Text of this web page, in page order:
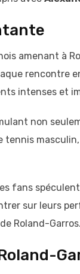
amenant à
rencontre
intenses et
non
tennis
fans
sur leurs
Roland-Garros.